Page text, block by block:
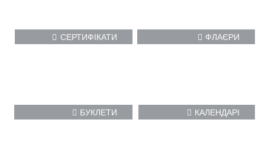
СЕРТИФІКАТИ ФЛАЄРИ
БУКЛЕТИ КАЛЕНДАРІ